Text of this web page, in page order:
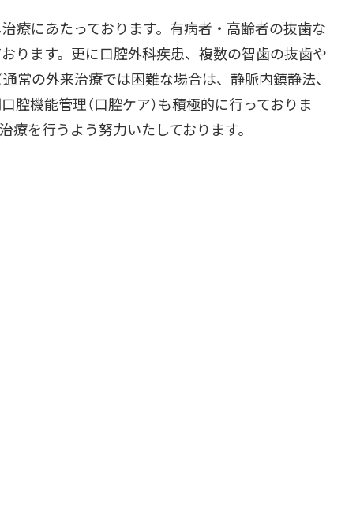
療にあたっております。有病者・高齢者の抜歯な
ります。更に口腔外科疾患、複数の智歯の抜歯や
常の外来治療では困難な場合は、静脈内鎮静法、
機能管理（口腔ケア）も積極的に行っておりま
を行うよう努力いたしております。